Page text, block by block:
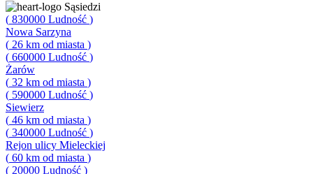
Sąsiedzi
( 830000 Ludność )
Nowa Sarzyna
( 26 km od miasta )
( 660000 Ludność )
Żarów
( 32 km od miasta )
( 590000 Ludność )
Siewierz
( 46 km od miasta )
( 340000 Ludność )
Rejon ulicy Mieleckiej
( 60 km od miasta )
( 20000 Ludność )